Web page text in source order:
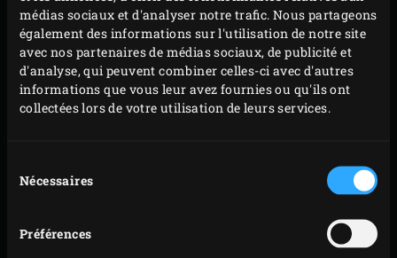
médias sociaux et d'analyser notre trafic. Nous partageons
également des informations sur l'utilisation de notre site
avec nos partenaires de médias sociaux, de publicité et
d'analyse, qui peuvent combiner celles-ci avec d'autres
informations que vous leur avez fournies ou qu'ils ont
collectées lors de votre utilisation de leurs services.
duNécessaires
Préférences
avec le bouillon de volaille. Portez cette sauce à
ébullition.
Ajoutez les joues de porc dans la sauce et retirez le
poêlon de l’EGG. Enlevez la grille de l’EGG pour
pouvoir remettre le convEGGtor en place, puis
mijoter les joues de porc 3 à 4 heures dans leur
L’ajout du ConvEGGtor va faire descendre la